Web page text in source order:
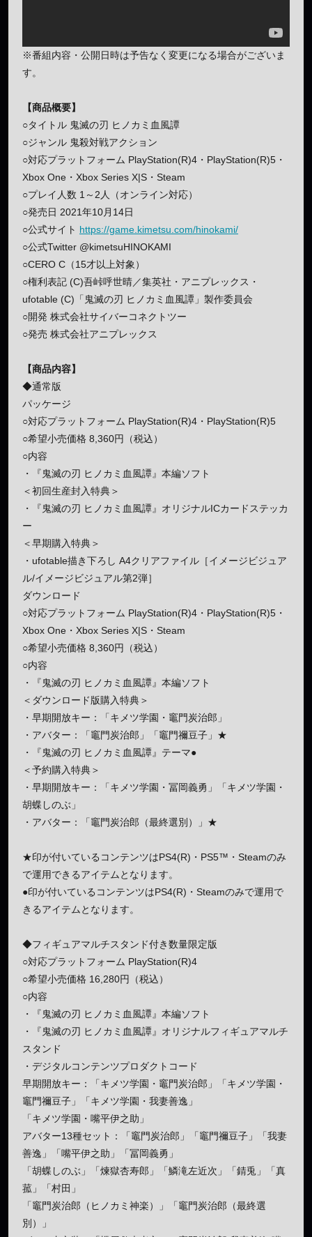
※番組内容・公開日時は予告なく変更になる場合がございま
す。
【商品概要】
○タイトル 鬼滅の刃 ヒノカミ血風譚
○ジャンル 鬼殺対戦アクション
○対応プラットフォーム PlayStation(R)4・PlayStation(R)5・
Xbox One・Xbox Series X|S・Steam
○プレイ人数 1～2人（オンライン対応）
○発売日 2021年10月14日
○公式サイト https://game.kimetsu.com/hinokami/
○公式Twitter @kimetsuHINOKAMI
○CERO C（15才以上対象）
○権利表記 (C)吾峠呼世晴／集英社・アニプレックス・
ufotable (C)「鬼滅の刃 ヒノカミ血風譚」製作委員会
○開発 株式会社サイバーコネクトツー
○発売 株式会社アニプレックス
【商品内容】
◆通常版
パッケージ
○対応プラットフォーム PlayStation(R)4・PlayStation(R)5
○希望小売価格 8,360円（税込）
○内容
・『鬼滅の刃 ヒノカミ血風譚』本編ソフト
＜初回生産封入特典＞
・『鬼滅の刃 ヒノカミ血風譚』オリジナルICカードステッカ
ー
＜早期購入特典＞
・ufotable描き下ろし A4クリアファイル［イメージビジュア
ル/イメージビジュアル第2弾］
ダウンロード
○対応プラットフォーム PlayStation(R)4・PlayStation(R)5・
Xbox One・Xbox Series X|S・Steam
○希望小売価格 8,360円（税込）
○内容
・『鬼滅の刃 ヒノカミ血風譚』本編ソフト
＜ダウンロード版購入特典＞
・早期開放キー：「キメツ学園・竈門炭治郎」
・アバター：「竈門炭治郎」「竈門禰豆子」★
・『鬼滅の刃 ヒノカミ血風譚』テーマ●
＜予約購入特典＞
・早期開放キー：「キメツ学園・冨岡義勇」「キメツ学園・
胡蝶しのぶ」
・アバター：「竈門炭治郎（最終選別）」★
★印が付いているコンテンツはPS4(R)・PS5™・Steamのみ
で運用できるアイテムとなります。
●印が付いているコンテンツはPS4(R)・Steamのみで運用で
きるアイテムとなります。
◆フィギュアマルチスタンド付き数量限定版
○対応プラットフォーム PlayStation(R)4
○希望小売価格 16,280円（税込）
○内容
・『鬼滅の刃 ヒノカミ血風譚』本編ソフト
・『鬼滅の刃 ヒノカミ血風譚』オリジナルフィギュアマルチ
スタンド
・デジタルコンテンツプロダクトコード
早期開放キー：「キメツ学園・竈門炭治郎」「キメツ学園・
竈門禰豆子」「キメツ学園・我妻善逸」
「キメツ学園・嘴平伊之助」
アバター13種セット：「竈門炭治郎」「竈門禰豆子」「我妻
善逸」「嘴平伊之助」「冨岡義勇」
「胡蝶しのぶ」「煉獄杏寿郎」「鱗滝左近次」「錆兎」「真
菰」「村田」
「竈門炭治郎（ヒノカミ神楽）」「竈門炭治郎（最終選
別）」